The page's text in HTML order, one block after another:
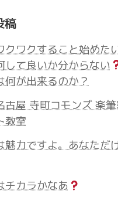
稿
クワクすること始めた
して良いか分からない
何が出来るのか？
屋 寺町コモンズ 楽
教室
魅力ですよ。あなただ
チカラかなあ